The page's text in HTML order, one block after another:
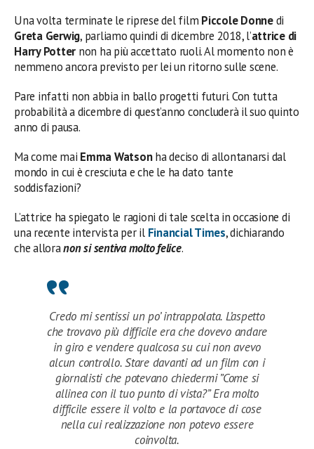
Una volta terminate le riprese del film Piccole Donnedi
Greta Gerwig, parliamo quindi di dicembre 2018, l’attrice di
Harry Potter non ha più accettato ruoli. Al momento non è
nemmeno ancora previsto per lei un ritorno sulle scene.
Pare infatti non abbia in ballo progetti futuri. Con tutta
probabilità a dicembre di quest’anno concluderà il suo quinto
anno di pausa.
Ma come mai EmmaWatsonha deciso di allontanarsi dal
mondo in cui è cresciuta e che le ha dato tante
soddisfazioni?
L’attrice ha spiegato le ragioni di tale scelta in occasione di
una recente intervista per il Financial Times, dichiarando
che alloranon si sentiva molto felice.
Credo mi sentissi un po’ intrappolata. L’aspetto
che trovavo più difficile era che dovevo andare
in giro e vendere qualcosa su cui non avevo
alcun controllo. Stare davanti ad un film con i
giornalisti che potevano chiedermi ”Come si
allinea con il tuo punto di vista?” Era molto
difficile essere il volto e la portavoce di cose
nella cui realizzazione non potevo essere
coinvolta.